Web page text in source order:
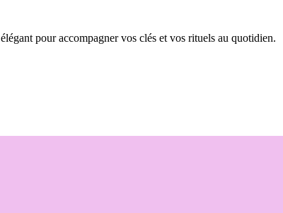
pour accompagner vos clés et vos rituels au quotidien.